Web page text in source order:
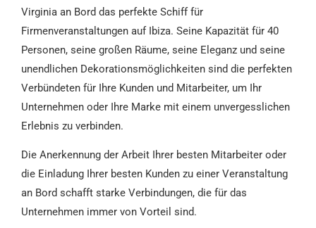
Virginia an Bord das perfekte Schiff für
Firmenveranstaltungen auf Ibiza. Seine Kapazität für 40
Personen, seine großen Räume, seine Eleganz und seine
unendlichen Dekorationsmöglichkeiten sind die perfekten
Verbündeten für Ihre Kunden und Mitarbeiter, um Ihr
Unternehmen oder Ihre Marke mit einem unvergesslichen
Erlebnis zu verbinden.
Die Anerkennung der Arbeit Ihrer besten Mitarbeiter oder
die Einladung Ihrer besten Kunden zu einer Veranstaltung
an Bord schafft starke Verbindungen, die für das
Unternehmen immer von Vorteil sind.